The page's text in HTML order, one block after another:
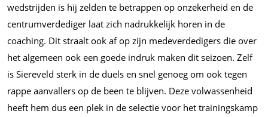
wedstrijden is hij zelden te betrappen op onzekerheid en de
centrumverdediger laat zich nadrukkelijk horen in de
coaching. Dit straalt ook af op zijn medeverdedigers die over
het algemeen ook een goede indruk maken dit seizoen. Zelf
is Siereveld sterk in de duels en snel genoeg om ook tegen
rappe aanvallers op de been te blijven. Deze volwassenheid
heeft hem dus een plek in de selectie voor het trainingskamp